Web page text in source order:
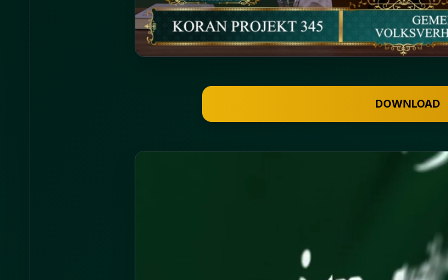
DOWNLOAD